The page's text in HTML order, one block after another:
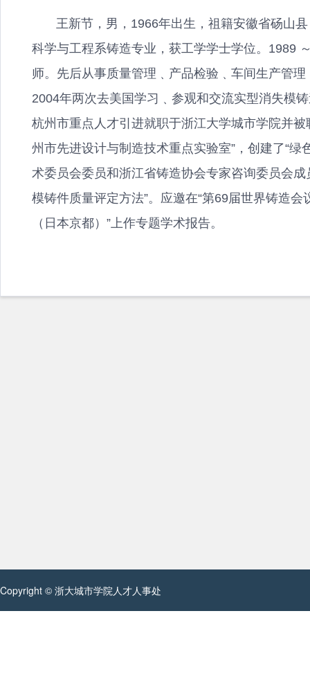
王新节，男，1966年出生，祖籍安徽省砀山县
科学与工程系铸造专业，获工学学士学位。1989
师。先后从事质量管理﹑产品检验﹑车间生产管
2004年两次去美国学习﹑参观和交流实型消失模
杭州市重点人才引进就职于浙江大学城市学院并
州市先进设计与制造技术重点实验室”，创建了“
术委员会委员和浙江省铸造协会专家咨询委员会
模铸件质量评定方法”。应邀在“第69届世界铸造
（日本京都）”上作专题学术报告。
Copyright © 浙大城市学院人才人事处